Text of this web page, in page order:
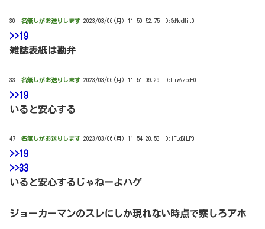
30: 名無しがお送りします 2023/03/06(月) 11:50:52.75 ID:SdNcdMit0
>>19
雑誌表紙は勘弁
33: 名無しがお送りします 2023/03/06(月) 11:51:09.29 ID:LiwNzqoF0
>>19
いると安心する
47: 名無しがお送りします 2023/03/06(月) 11:54:20.53 ID:IFUdSHLP0
>>19
>>33
いると安心するじゃねーよハゲ
ジョーカーマンのスレにしか現れない時点で察しろアホ